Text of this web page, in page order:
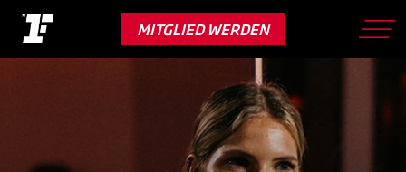
main
content
MITGLIED WERDEN